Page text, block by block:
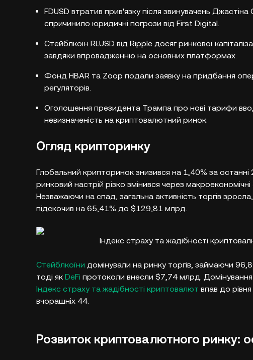
FDUSD втратив прив'язку після звинувачень
спричинило юридичні погрози від First Digital.
Стейблкоїн RLUSD від Ripple досяг ринкової
завдяки впровадженню на основних платформах.
Фонд HBAR та Zoop подали заявку на придбання
регуляторів.
Оголошення президента Трампа про нові тарифи
невизначеність на криптовалютний ринок.
Огляд крипторинку
Глобальний крипторинок знизився на 1,40% за
ринковий настрій різко змінився через
Незважаючи на спад, загальна активність торгів
підскочив на 65,41% до $129,81 млрд.​
Індекс страху та жадібності
Стейблкоїни домінували на ринку торгів, займаючи
тоді як DeFi протоколи внесли $7,74 млрд. Домінування
Індекс страху та жадібності криптовалют впав до
вчорашніх 44.​
Розвиток криптовалютного ринку: